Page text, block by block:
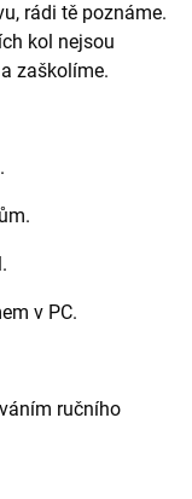
rádi tě poznáme.
kol nejsou
zaškolíme.
v PC.
ručního